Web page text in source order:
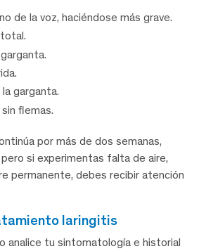
de la voz, haciéndose más grave.
garganta.
flemas.
por más de dos semanas,
si experimentas falta de aire,
permanente, debes recibir atención
laringitis
analice tu sintomatología e historial